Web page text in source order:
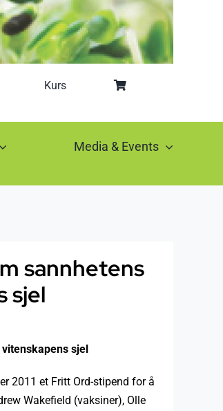
Kurs
Media & Events
sannhetens
sjel
vitenskapens sjel
2011 et Fritt Ord-stipend for å
Wakefield (vaksiner), Olle